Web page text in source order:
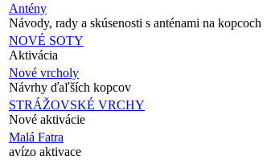
Antény
Návody, rady a skúsenosti s anténami na kopcoch
NOVÉ SOTY
Aktivácia
Nové vrcholy
Návrhy ďaľších kopcov
STRÁŽOVSKÉ VRCHY
Nové aktivácie
Malá Fatra
avízo aktivace